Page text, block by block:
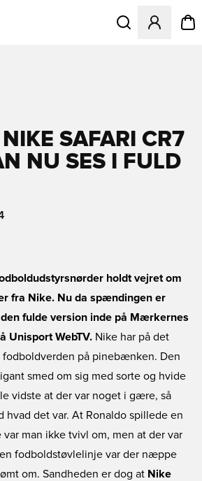
Åbner en Modal
SAFARI CR7
NU SES I FULD
holdt vejret om
fra Nike. Nu da spændingen er
fulde version inde på Mærkernes
Unisport WebTV. Nike har på det
på pinebænken. Den
smed om sig med sorte og hvide
vidste at der var noget i gære, så
hvad det var. At Ronaldo spillede en
man ikke tvivl om, men at der var
fodboldstøvlelinje var der næppe
om. Sandheden er dog at Nike